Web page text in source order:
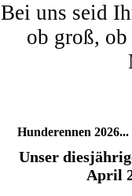
Bei uns seid
ob groß,
Hunderennen 2026...
Unser
April